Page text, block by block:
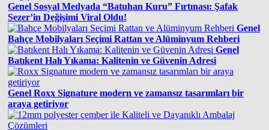
Genel Sosyal Medyada “Batuhan Kuru” Fırtınası: Şafak
Sezer’in Değişimi Viral Oldu!
Genel
Bahçe Mobilyaları Seçimi Rattan ve Alüminyum Rehberi
Genel
Batıkent Halı Yıkama: Kalitenin ve Güvenin Adresi
Genel Roxx Signature modern ve zamansız tasarımları bir
araya getiriyor